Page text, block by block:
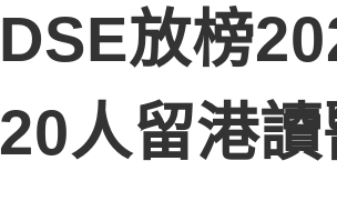
DSE放榜
20人留港